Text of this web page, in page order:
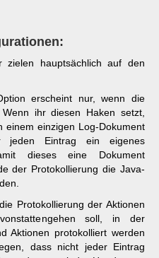
zielen hauptsächlich auf den
erscheint nur, wenn die
ihr diesen Haken setzt,
einem einzigen Log-Dokument
jeden Eintrag ein eigenes
dieses eine Dokument
der Protokollierung die Java-
Protokollierung der Aktionen
soll, in der
Aktionen protokolliert werden
dass nicht jeder Eintrag